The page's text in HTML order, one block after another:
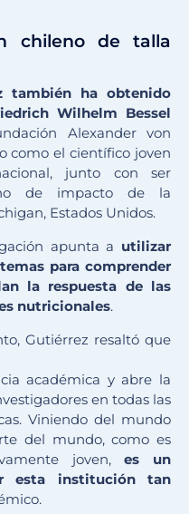
chileno de talla
también ha obtenido
Wilhelm Bessel
Alexander von
comoel científico joven
, junto con ser
de impacto de la
Estados Unidos.
apunta a utilizar
para comprender
la respuesta de las
nutricionales.
Gutiérrez resaltó que
académica y abre la
en todas las
Viniendo del mundo
del mundo, como es
joven,es un
esta institución tan